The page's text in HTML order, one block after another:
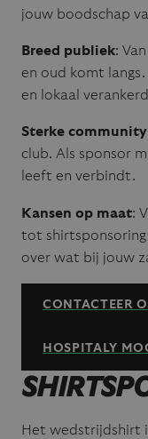
jouw boodschap
Breed publiek:
en oud komt
en lokaal
Sterke community
club. Als sponsor
leeft en verbindt.
Kansen op maat:
tot
over wat bij jouw
CONTACTEER
HOSPITALY
Het wedstrijdshirt